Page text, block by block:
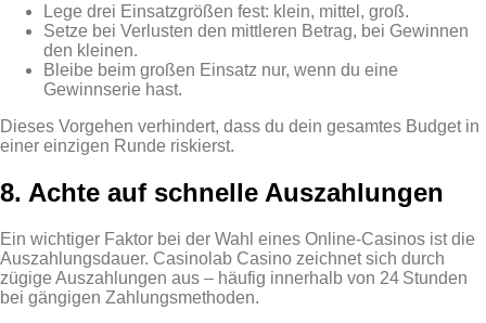
Lege drei Einsatzgrößen fest: klein, mittel, groß.
Setze bei Verlusten den mittleren Betrag, bei Gewinnen
den kleinen.
Bleibe beim großen Einsatz nur, wenn du eine
Gewinnserie hast.
Dieses Vorgehen verhindert, dass du dein gesamtes Budget in
einer einzigen Runde riskierst.
8. Achte auf schnelle Auszahlungen
Ein wichtiger Faktor bei der Wahl eines Online‑Casinos ist die
Auszahlungsdauer. Casinolab Casino zeichnet sich durch
zügige Auszahlungen aus – häufig innerhalb von 24 Stunden
bei gängigen Zahlungsmethoden.